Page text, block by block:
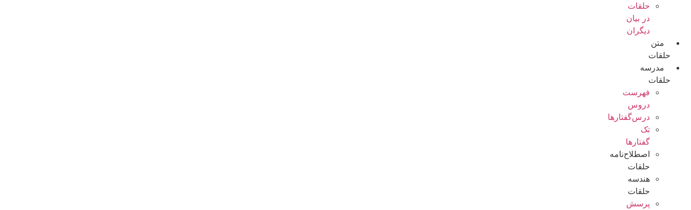
حلقات
در بیان
دیگران
متن
حلقات
مدرسه
حلقات
فهرست
دروس
درس‌گفتار‌ها
تک
گفتارها
اصطلاح‌نامه
حلقات
هندسه
حلقات
پرسش